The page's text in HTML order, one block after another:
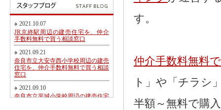
第２期新規分譲地販売開始のお知ら
せ
2017.05.26
東九条町周辺の建売住宅を、仲介手
数料無料又は割引で買う相談窓口
2017.04.06
大和郡山市冠山町新築一戸建て【価
格変更】になりました！
2017.03.31
大和郡山市にて駅徒歩圏売り土地・
新築一戸建て・建築条件無し売り土
2021.10.07
JR京終駅周辺の建売住宅を、仲介
手数料無料で買う相談窓口
2021.09.21
奈良市立大安寺西小学校周辺の建売
住宅を、仲介手数料無料で買う相談
窓口
2021.09.10
奈良市立平城小学校周辺の建売住宅
す。
仲介手数料無料
ト」や「チラシ
半額～無料で購